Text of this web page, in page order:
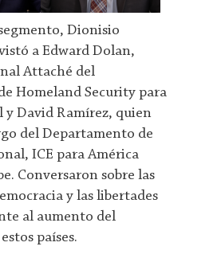
Dionisio
a Edward Dolan,
Attaché del
Homeland Security para
y David Ramírez, quien
del Departamento de
ICE para América
Conversaron sobre las
y las libertades
al aumento del
países.